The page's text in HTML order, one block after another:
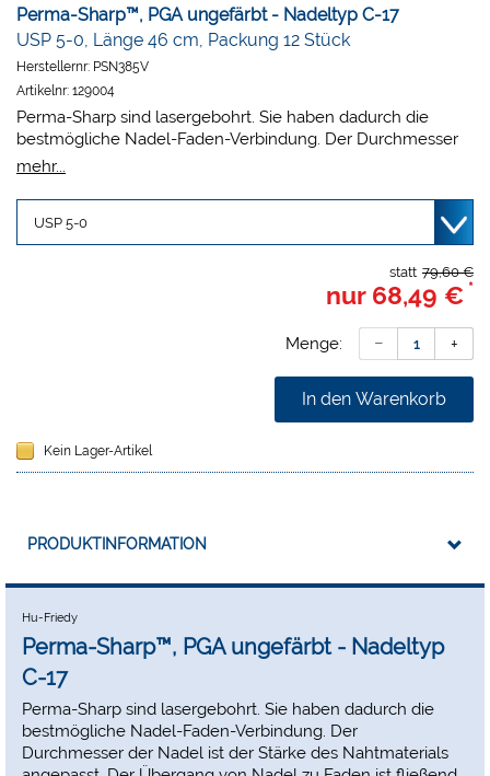
Perma-Sharp™, PGA ungefärbt - Nadeltyp C-17
USP 5-0, Länge 46 cm, Packung 12 Stück
Herstellernr: PSN385V
Artikelnr: 129004
Perma-Sharp sind lasergebohrt. Sie haben dadurch die
bestmögliche Nadel-Faden-Verbindung. Der Durchmesser
der Nadel ist der Stärke des Nahtmaterials angepasst. Der
atraumatisches Fadenlegen möglich. 3/8 Kreis schneidende
Rückstichnadel.
mehr...
79,60 €
statt
nur 68,49 € *
Menge:
In den Warenkorb
Kein Lager-Artikel
PRODUKTINFORMATION
Hu-Friedy
Perma-Sharp™, PGA ungefärbt - Nadeltyp
C-17
Perma-Sharp sind lasergebohrt. Sie haben dadurch die
bestmögliche Nadel-Faden-Verbindung. Der
Durchmesser der Nadel ist der Stärke des Nahtmaterials